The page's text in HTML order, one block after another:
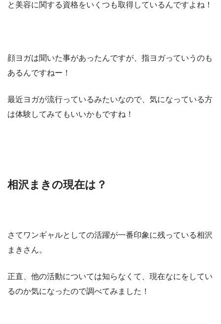
と美容に関する資格をいくつも取得しているんですよね！
顔ヨガは聞いた事があったんですが、指ヨガっていうのも
あるんですねー！
最近ヨガが流行っているみたいなので、気になっている方
は体験してみてもいいかもですね！
相沢まきの現在は？
さてワンギャルとしての活躍が一番印象に残っている相沢
まきさん。
正直、他の活動については知らなくて、現在なにをしてい
るのか気になったので調べてみました！